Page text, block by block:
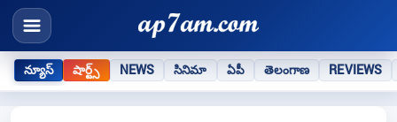
న్యూస్ షార్ట్స్ NEWS సినిమా ఏపీ తెలంగాణ REVIEWS